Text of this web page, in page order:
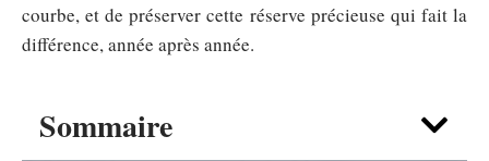
Sommaire
courbe, et de préserver cette réserve précieuse qui fait la
différence, année après année.